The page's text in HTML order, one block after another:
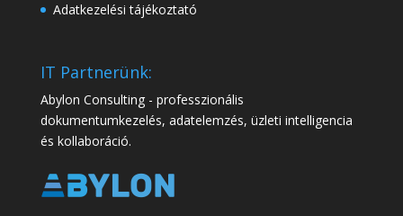
Adatkezelési tájékoztató
IT Partnerünk:
Abylon Consulting - professzionális
dokumentumkezelés, adatelemzés, üzleti intelligencia
és kollaboráció.